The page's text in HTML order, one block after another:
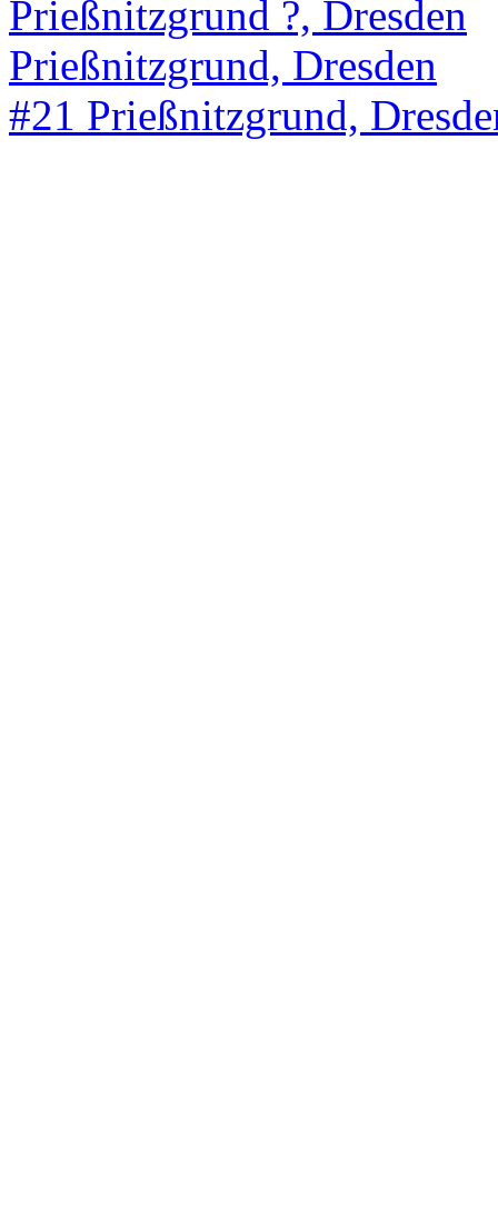
Prießnitzgrund ?, Dresden
Prießnitzgrund, Dresden
#21 Prießnitzgrund,